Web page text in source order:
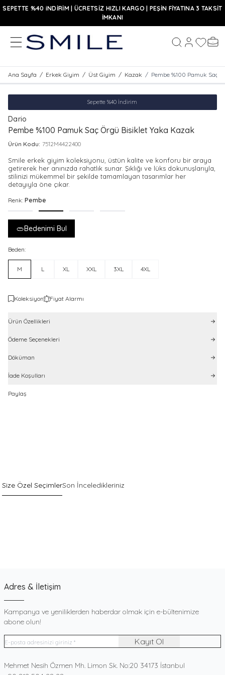
SEPETTE %40 iNDİRİM | ÜCRETSİZ HIZLI KARGO | PEŞİN FİYATINA 3 TAKSİT
İMKANI
MENÜ Hesabım
Ana Sayfa / Erkek Giyim / Üst Giyim / Kazak / Pembe %100 Pamuk Saç
Sepette %40 İndirim
Dario
Pembe %100 Pamuk Saç Örgü Bisiklet Yaka Kazak
Ürün Kodu: 7512M4422400
Smile erkek giyim koleksiyonu, üstün kalite ve konforu bir araya
getirerek her anınızda rahatlık sunar. Şıklığı ve lüks dokunuşlarıyla,
stilinizi mükemmel bir şekilde tamamlayan tasarımlar her
detayıyla öne çıkar.
Renk: Pembe
Bedenimi Bul
Beden:
M L XL XXL 3XL 4XL
Koleksiyon Fiyat Alarmı
Ürün Özellikleri
Ödeme Seçenekleri
Döküman
İade Koşulları
Paylaş
Size Özel SeçimlerSon İnceledikleriniz
Adres & İletişim
Kampanya ve yeniliklerden haberdar olmak için e-bültenimize
abone olun!
Kayıt Ol
Adres
Mehmet Nesih Özmen Mh. Limon Sk. No:20 34173 İstanbul